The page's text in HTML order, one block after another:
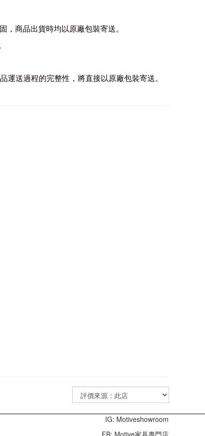
商品出貨時均以原廠包裝寄送。
送過程的完整性，將直接以原廠包裝寄送。
IG: Motiveshowroom
FB: Motive家具專門店